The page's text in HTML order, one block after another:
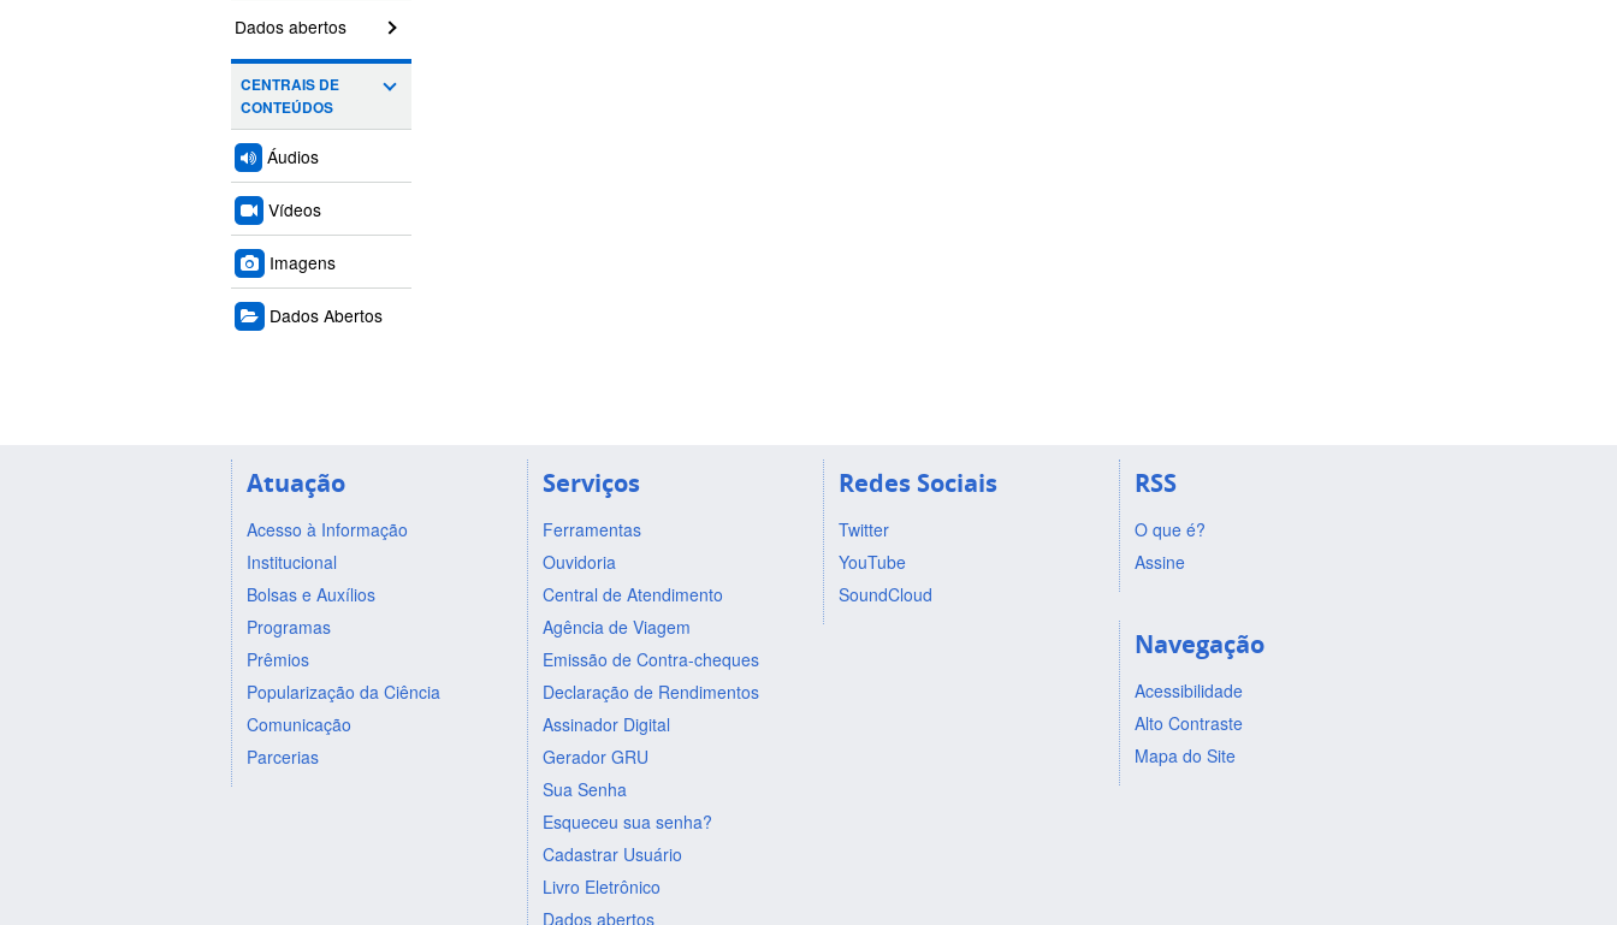
Dados abertos
CENTRAIS DE
CONTEÚDOS
Áudios
Vídeos
Imagens
Dados Abertos
Atuação
Acesso à Informação
Institucional
Bolsas e Auxílios
Programas
Prêmios
Popularização da Ciência
Comunicação
Parcerias
Serviços
Ferramentas
Ouvidoria
Central de Atendimento
Agência de Viagem
Emissão de Contra-cheques
Declaração de Rendimentos
Assinador Digital
Gerador GRU
Sua Senha
Esqueceu sua senha?
Cadastrar Usuário
Livro Eletrônico
Dados abertos
Redes Sociais
Twitter
YouTube
SoundCloud
RSS
O que é?
Assine
Navegação
Acessibilidade
Alto Contraste
Mapa do Site